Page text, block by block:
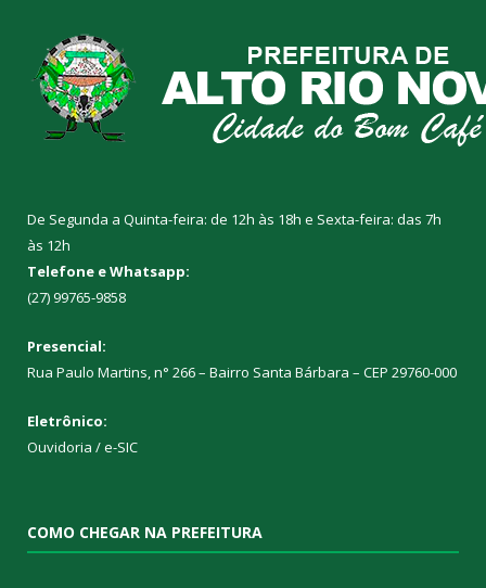
De Segunda a Quinta-feira: de 12h às 18h e Sexta-feira: das 7h
às 12h
Telefone e Whatsapp:
(27) 99765-9858
Presencial:
Rua Paulo Martins, n° 266 – Bairro Santa Bárbara – CEP 29760-000
Eletrônico:
Ouvidoria /e-SIC
COMO CHEGAR NA PREFEITURA